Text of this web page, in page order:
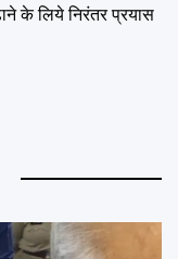
के लिये निरंतर प्रयास